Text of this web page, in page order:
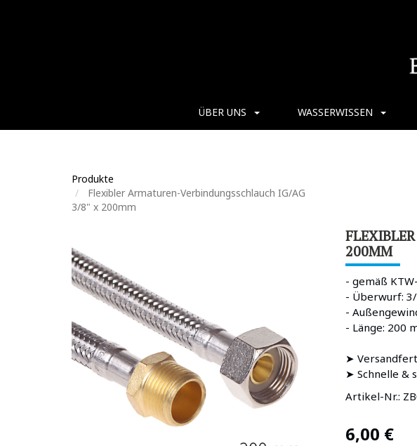
ÜBER UNS WASSERWISSEN
Produkte
Flexibler Armaturen-Verbindungsschlauch IG/AG
3/8" x 200mm
200MM
- gemäß
- Überwurf:
-
- Länge: 200
➤
➤ Schnelle &
Artikel-Nr.:
6,00 €